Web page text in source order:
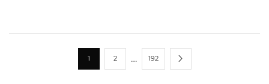
1 2 … 192